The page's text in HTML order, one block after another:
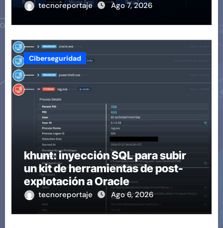
tecnoreportaje Ago 7, 2026
Ciberseguridad
khunt: inyección SQL para subir
un kit de herramientas de post-
explotación a Oracle
tecnoreportaje Ago 6, 2026